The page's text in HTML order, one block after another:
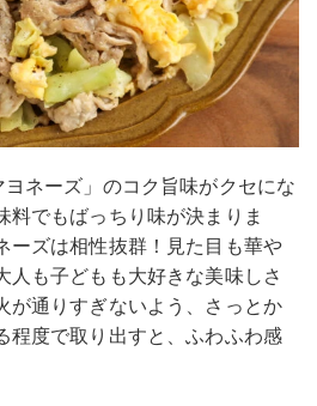
ヨネーズ」のコク旨味がクセにな
でもばっちり味が決まりま
ーズは相性抜群！見た目も華や
人も子どもも大好きな美味しさ
が通りすぎないよう、さっとか
程度で取り出すと、ふわふわ感